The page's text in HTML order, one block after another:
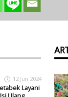
12 Jun 2024
Layani